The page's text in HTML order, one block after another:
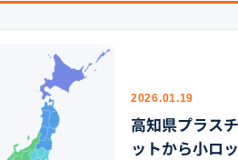
2026.01.19
高知県プラス
ットから小ロ